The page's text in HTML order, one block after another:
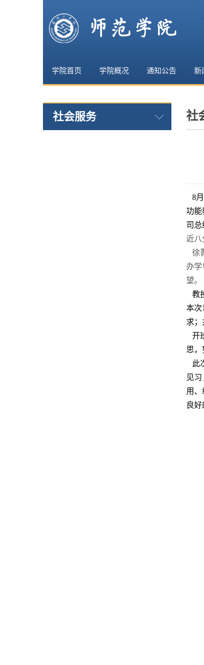
学院首页 学院概况 通知公告 新
社会服务 社
8
功能
司总
近八
徐
办
望。
教
本次
求；
开
思，
此
见
用
良